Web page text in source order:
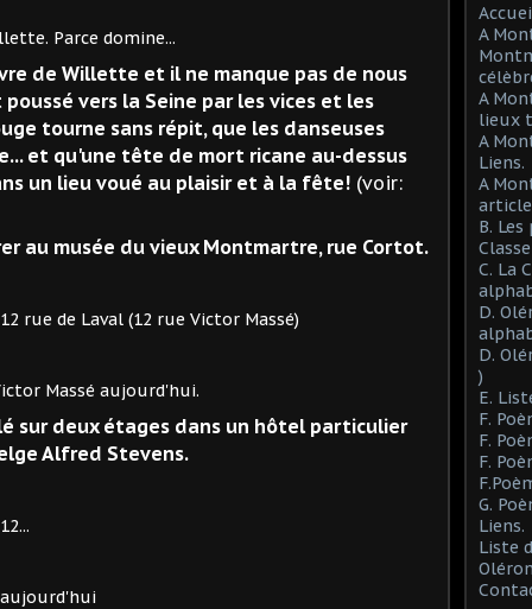
de Willette et il ne manque pas de nous
vers la Seine par les vices et les
tourne sans répit, que les danseuses
et qu'une tête de mort ricane au-dessus
un lieu voué au plaisir et à la fête! (voir:
au musée du vieux Montmartre, rue Cortot.
(12 rue Victor Massé)
aujourd'hui.
sur deux étages dans un hôtel particulier
Alfred Stevens.
A
A
lieux
A
Liens.
A
B.
C. La
D.
D.
)
E.
F.
F.
F.
G.
Liens.
Liste